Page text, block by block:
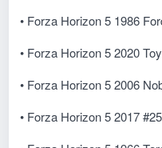
• Forza Horizon 5 1986
• Forza Horizon 5 2020
• Forza Horizon 5 2006
• Forza Horizon 5 2017